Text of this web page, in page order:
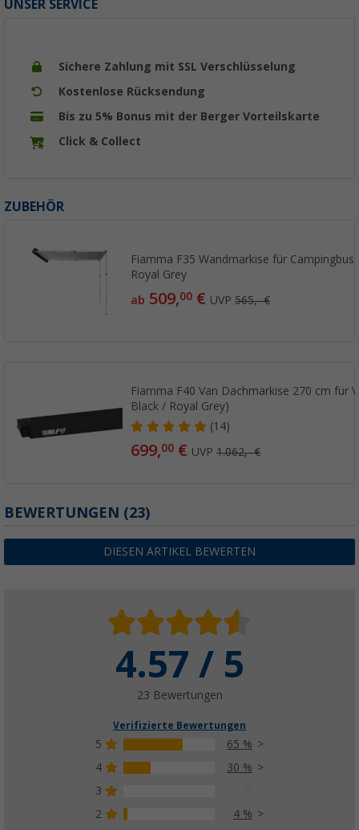
UNSER SERVICE
Sichere Zahlung mit SSL Verschlüsselung
Kostenlose Rücksendung
Bis zu 5% Bonus mit der Berger Vorteilskarte
Click & Collect
ZUBEHÖR
Fiamma F35 Wandmarkise für
Royal Grey
ab 509,00 € UVP565,- €
Fiamma F40 Van Dachmarkise 270 cm für
Black / Royal Grey)
(14)
699,00 € UVP1.062,- €
BEWERTUNGEN (23)
DIESEN ARTIKEL BEWERTEN
4.57 / 5
23 Bewertungen
Verifizierte Bewertungen
5
65 %
4
30 %
3
2
4 %